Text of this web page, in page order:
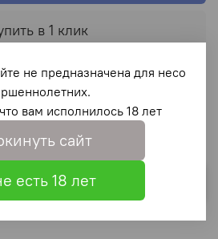
в 1 клик
не предназначена для несо
вам исполнилось 18 лет
сайт
есть 18 лет